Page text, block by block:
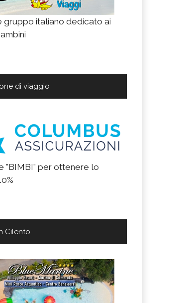
gruppo italiano dedicato ai
di viaggio
"BIMBI" per ottenere lo
Cilento